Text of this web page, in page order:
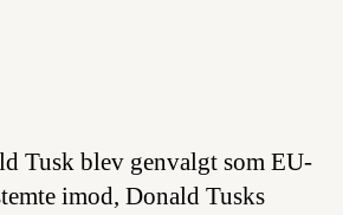
Tusk blev genvalgt som EU-
imod, Donald Tusks